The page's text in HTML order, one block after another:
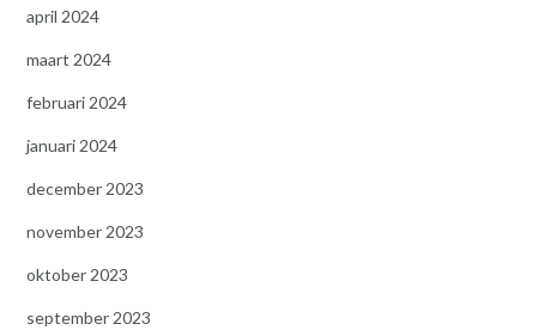
april 2024
maart 2024
februari 2024
januari 2024
december 2023
november 2023
oktober 2023
september 2023